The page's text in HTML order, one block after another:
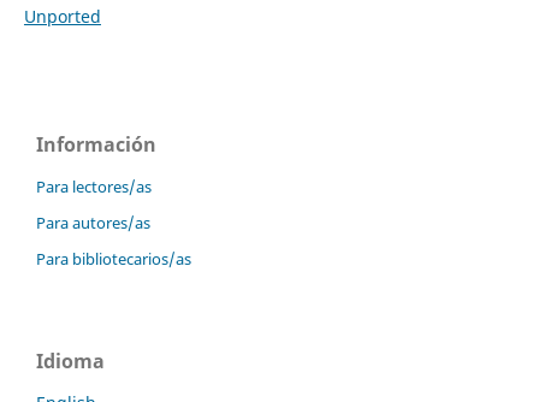
Unported
Información
Para lectores/as
Para autores/as
Para bibliotecarios/as
Idioma